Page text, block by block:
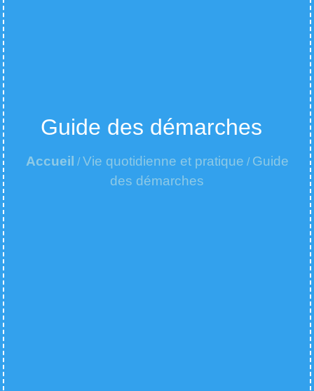
Guide des démarches
Accueil /Vie quotidienne et pratique / Guide
des démarches